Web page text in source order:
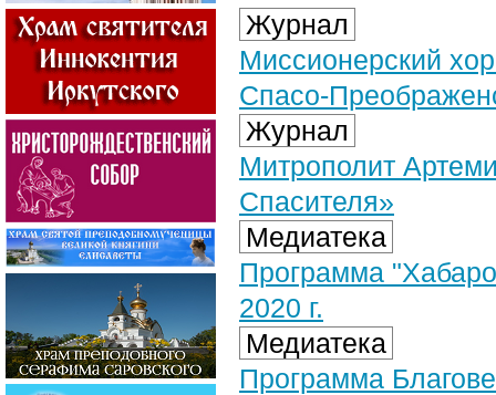
Журнал
Миссионерский
Спасо-
Журнал
Митрополит
Спасителя»
Медиатека
Программа
2020 г.
Медиатека
Программа